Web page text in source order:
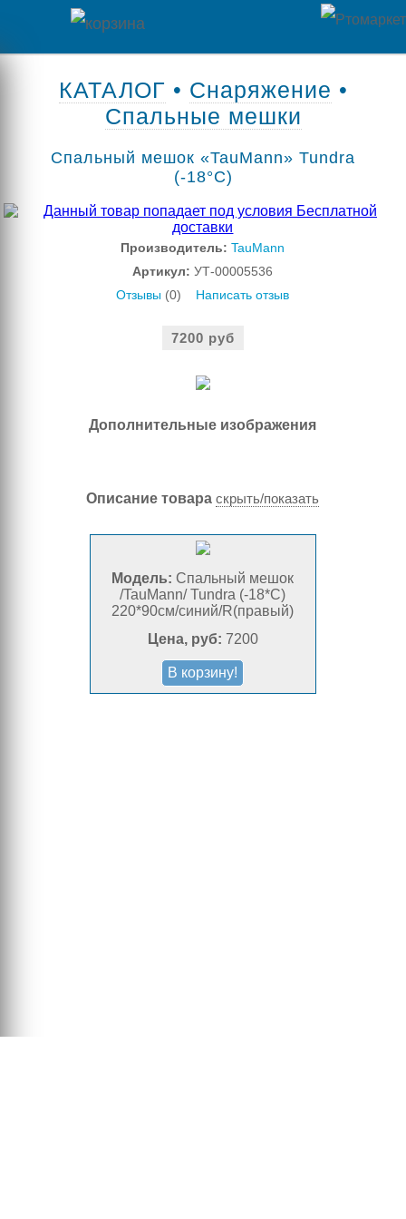
Главная
товаров
КАТАЛОГ • Снаряжение •
Спальные мешки
Спальный мешок «TauMann» Tundra
(-18°C)
Производитель: TauMann
Артикул: УТ-00005536
Отзывы (0) Написать отзыв
7200 руб
Дополнительные изображения
Описание товара скрыть/показать
Спальный мешок
/TauMann/ Tundra (-18*C)
220*90см/синий/R(правый)
7200